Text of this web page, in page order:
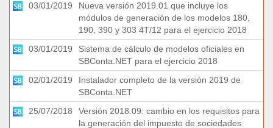
03/01/2019
Nueva versión 2019.01 que incluye los
módulos de generación de los modelos 180,
190, 390 y 303 4T/12 para el ejercicio 2018
03/01/2019
Sistema de cálculo de modelos oficiales en
SBConta.NET para el ejercicio 2018
02/01/2019
Instalador completo de la versión 2019 de
SBConta.NET
25/07/2018
Versión 2018.09: cambio en los requisitos para
la generación del impuesto de sociedades